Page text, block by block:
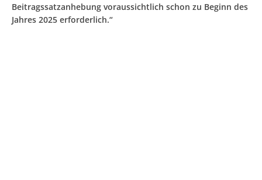
Beitragssatzanhebung voraussichtlich schon zu Beginn des
Jahres 2025 erforderlich.“